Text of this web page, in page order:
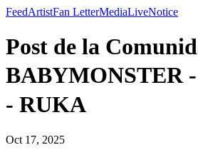
FeedArtistFan LetterMediaLiveNotice
Post de la
BABYMONSTER
- RUKA
Oct 17, 2025